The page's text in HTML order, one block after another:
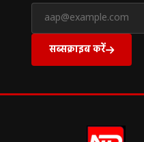
सब्सक्राइब करें